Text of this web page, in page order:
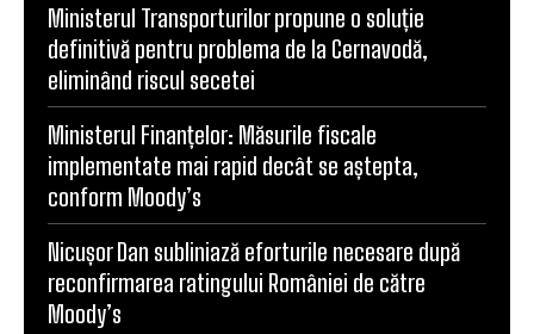
Ministerul Transporturilor propune o soluție
definitivă pentru problema de la Cernavodă,
eliminând riscul secetei
Ministerul Finanțelor: Măsurile fiscale
implementate mai rapid decât se aștepta,
conform Moody’s
Nicușor Dan subliniază eforturile necesare după
reconfirmarea ratingului României de către
Moody’s